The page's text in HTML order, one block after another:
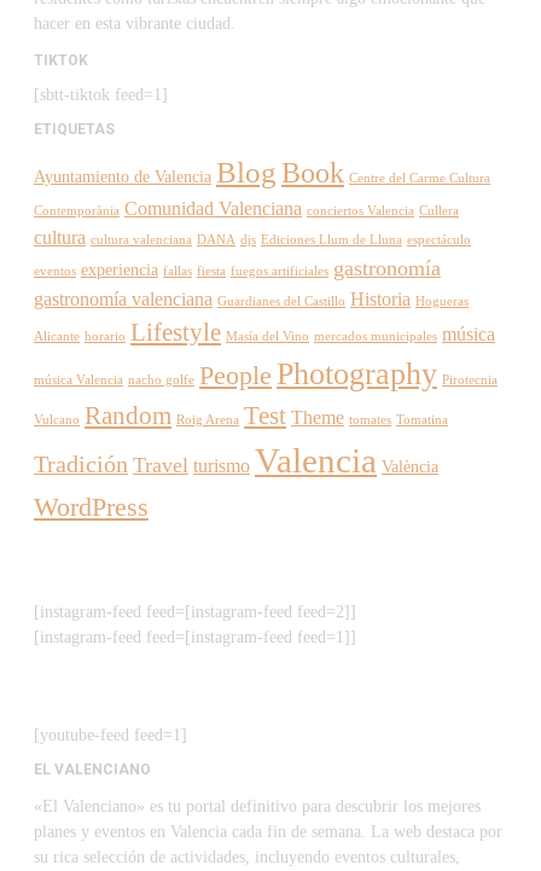
hacer en esta vibrante ciudad.
TIKTOK
[sbtt-tiktok feed=1]
ETIQUETAS
Ayuntamiento de Valencia BlogBook Centre del Carme Cultura
Contemporània Comunidad Valenciana conciertos Valencia Cullera
cultura cultura valenciana DANA djs Ediciones Llum de Lluna espectáculo
eventos experiencia fallas fiesta fuegos artificiales gastronomía
gastronomía valenciana Guardianes del Castillo Historia Hogueras
Alicante horario Lifestyle Masía del Vino mercados municipales música
música Valencia nacho golfe People Photography Pirotecnia
Vulcano Random Roig Arena Test Theme tomates Tomatina
Tradición Travel turismo Valencia València
WordPress
[instagram-feed feed=[instagram-feed feed=2]]
[instagram-feed feed=[instagram-feed feed=1]]
[youtube-feed feed=1]
EL VALENCIANO
«El Valenciano» es tu portal definitivo para descubrir los mejores
planes y eventos en Valencia cada fin de semana. La web destaca por
su rica selección de actividades, incluyendo eventos culturales,